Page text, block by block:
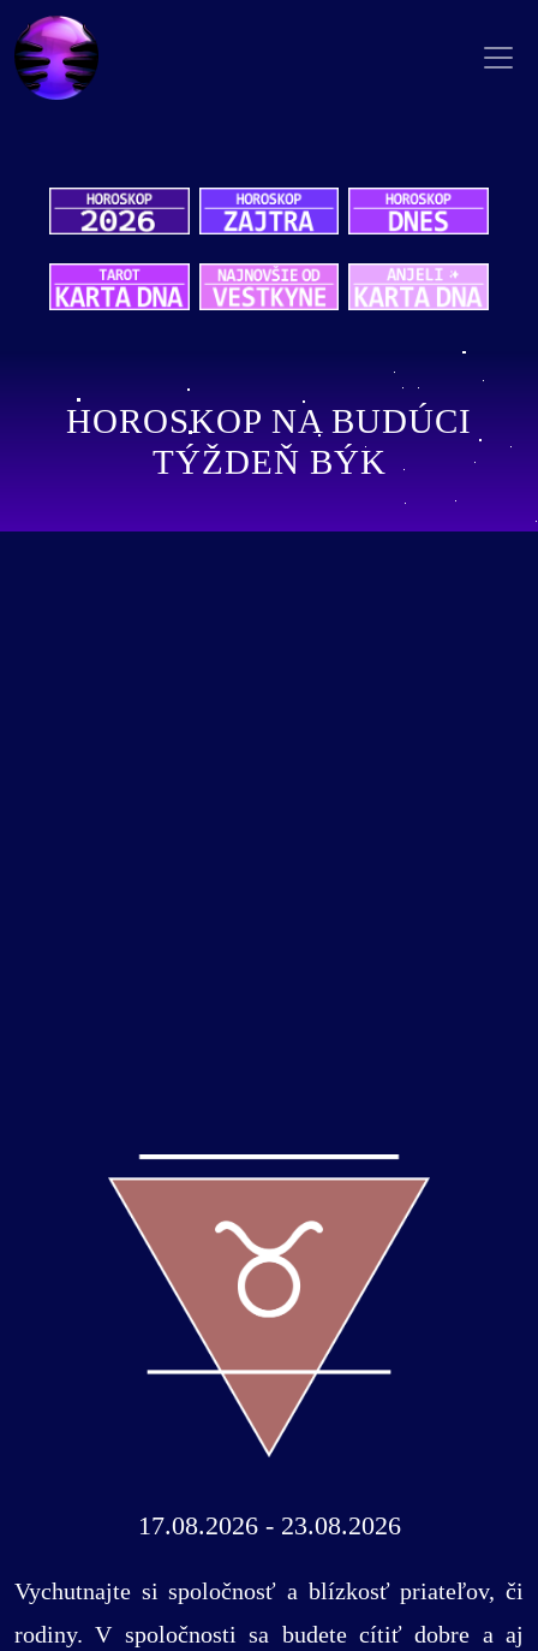
HOROSKOP NA BUDÚCI
TÝŽDEŇ BÝK
17.08.2026 - 23.08.2026
Vychutnajte si spoločnosť a blízkosť priateľov, či
rodiny. V spoločnosti sa budete cítiť dobre a aj